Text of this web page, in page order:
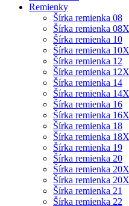
Remienky
Šírka remienka 08
Šírka remienka
Šírka remienka 10
Šírka remienka
Šírka remienka 12
Šírka remienka
Šírka remienka 14
Šírka remienka
Šírka remienka 16
Šírka remienka
Šírka remienka 18
Šírka remienka
Šírka remienka 19
Šírka remienka 20
Šírka remienka
Šírka remienka
Šírka remienka 21
Šírka remienka 22